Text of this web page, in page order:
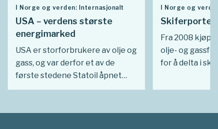
I Norge og verden: Internasjonalt
USA – verdens største
energimarked
USA er storforbrukere av olje og
gass, og var derfor et av de
første stedene Statoil åpnet
salgskontor. Etter hvert ble
produsent av olje og gass i Nord-
I Norge og
Fra 2008
olje- og
for å delta i
Statoils
strategi om å